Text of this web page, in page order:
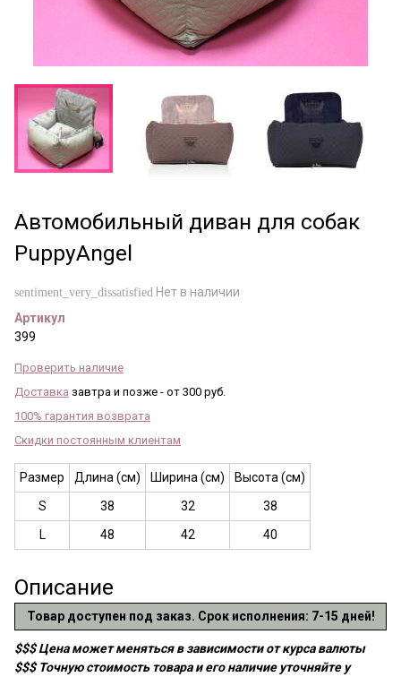
Автомобильный диван для собак
PuppyAngel
sentiment_very_dissatisfied Нет в наличии
Артикул
399
Проверить наличие
Доставка завтра и позже - от 300 руб.
100% гарантия возврата
Скидки постоянным клиентам
Размер Длина (см) Ширина (см)
Высота (см)
S
38 32
38
L
48 42 40
Описание
Товар доступен под заказ. Срок исполнения: 7-15 дней!
$$$ Цена может меняться в зависимости от курса валюты
$$$ Точную стоимость товара и его наличие уточняйте у